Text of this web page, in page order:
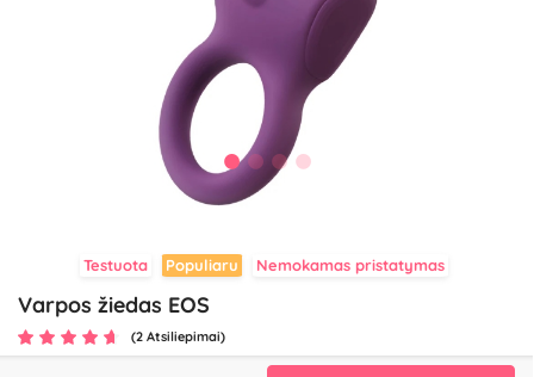
Testuota Populiaru Nemokamas pristatymas
Varpos žiedas EOS
(2 Atsiliepimai)